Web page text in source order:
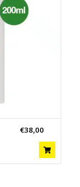
€38,00